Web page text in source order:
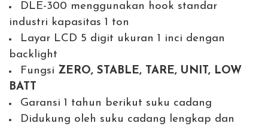
DLE-300 menggunakan hook standar
industri kapasitas 1 ton
Layar LCD 5 digit ukuran 1 inci dengan
backlight
Fungsi ZERO, STABLE, TARE, UNIT, LOW
BATT
Garansi 1 tahun berikut suku cadang
Didukung oleh suku cadang lengkap dan